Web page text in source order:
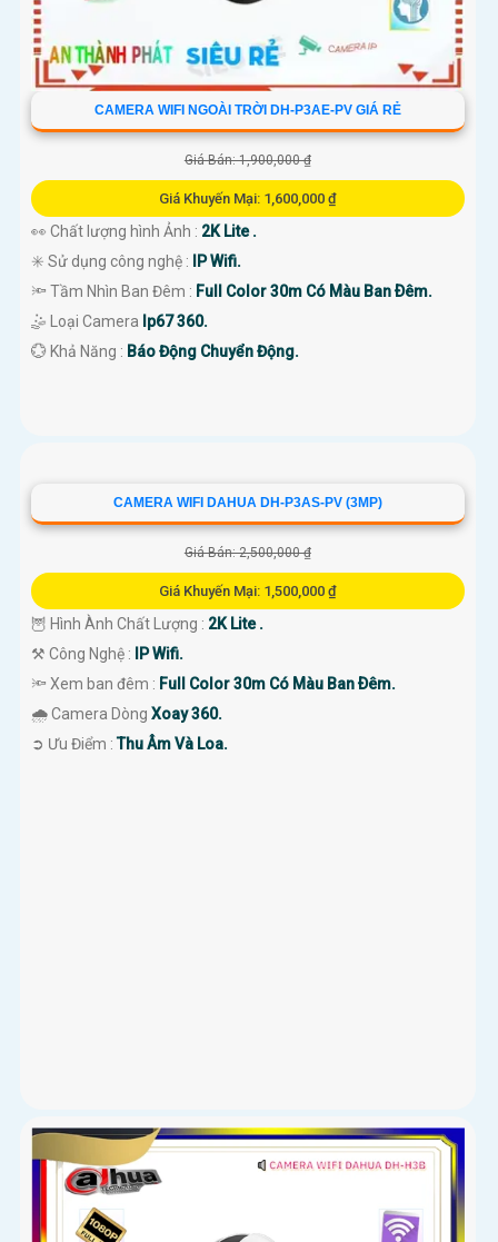
CAMERA WIFI NGOÀI TRỜI DH-P3AE-PV GIÁ RẺ
Giá Bán: 1,900,000 ₫
Giá Khuyến Mại: 1,600,000 ₫
👀 Chất lượng hình Ảnh : 2K Lite .
✳️ Sử dụng công nghệ :
IP Wifi.
🔦 Tầm Nhìn Ban Đêm : Full Color 30m Có Màu Ban Ðêm.
🤹 Loại Camera Ip67 360.
️💮 Khả Năng : Báo Động Chuyển Động.
CAMERA WIFI DAHUA DH-P3AS-PV (3MP)
Giá Bán: 2,500,000 ₫
Giá Khuyến Mại: 1,500,000 ₫
🦉 Hình Ành Chất Lượng : 2K Lite .
⚒ Công Nghệ :
IP Wifi.
🔦 Xem ban đêm : Full Color 30m Có Màu Ban Ðêm.
🌧️ Camera Dòng Xoay 360.
️➲ Ưu Điểm :Thu Âm Và Loa.